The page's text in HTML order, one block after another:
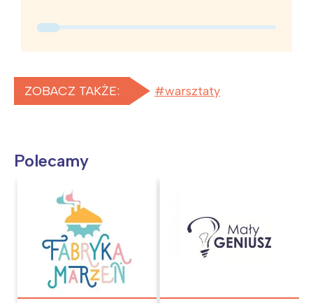
ZOBACZ TAKŻE: warsztaty
Polecamy